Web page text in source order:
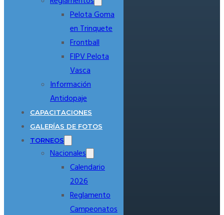
Pelota Goma
en Trinquete
Frontball
FIPV Pelota
Vasca
Información
Antidopaje
CAPACITACIONES
GALERÍAS DE FOTOS
TORNEOS
Nacionales
Calendario
2026
Reglamento
Campeonatos